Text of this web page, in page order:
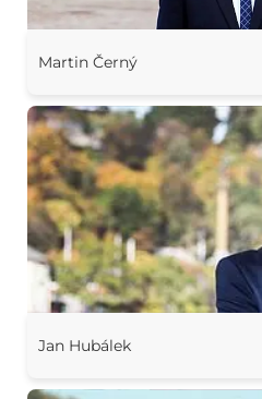
Martin Černý
Jan Hubálek